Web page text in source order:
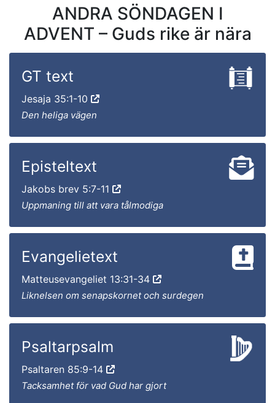
ANDRA SÖNDAGEN I
ADVENT – Guds rike är nära
GT text
Jesaja 35:1-10
Den heliga vägen
Episteltext
Jakobs brev 5:7-11
Uppmaning till att vara tålmodiga
Evangelietext
Matteusevangeliet 13:31-34
Liknelsen om senapskornet och surdegen
Psaltarpsalm
Psaltaren 85:9-14
Tacksamhet för vad Gud har gjort